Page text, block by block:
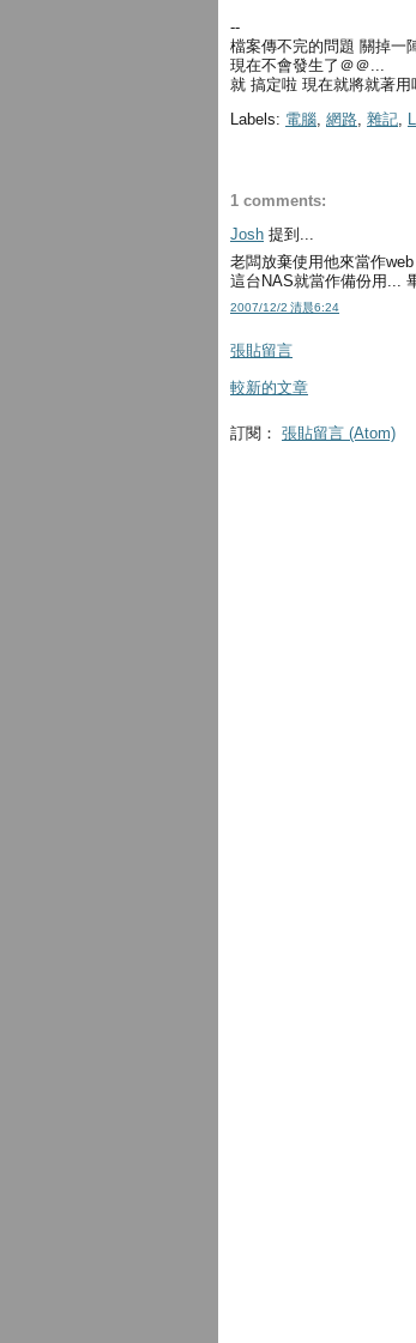
--
檔案傳不完的問題 關掉一
現在不會發生了＠＠...
就 搞定啦 現在就將就著用
Labels: 電腦, 網路, 雜記,
1 comments:
Josh 提到...
老闆放棄使用他來當作
這台NAS就當作備份用...
2007/12/2 清晨6:24
張貼留言
較新的文章
訂閱： 張貼留言 (Atom)